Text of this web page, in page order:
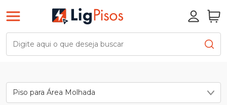
Piso para Área Molhada